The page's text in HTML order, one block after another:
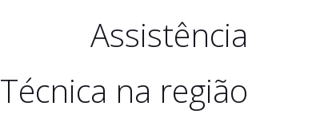
Assistência
Técnica na região